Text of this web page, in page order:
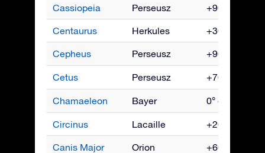
Cassiopeia Perseusz +90° do -20°
Centaurus Herkules +30° do -90°
Cepheus Perseusz +90° do -10°
Cetus Perseusz +70° do -90°
Chamaeleon Bayer 0° do -90°
Circinus Lacaille +20° do -90°
Canis Major Orion +60° do -90°